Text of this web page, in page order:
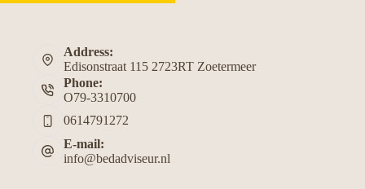
Address:
Edisonstraat 115 2723RT Zoetermeer
Phone:
O79-3310700
0614791272
E-mail:
info@bedadviseur.nl